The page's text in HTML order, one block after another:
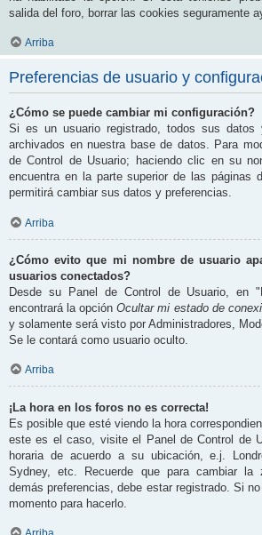
salida del foro, borrar las cookies seguramente
Arriba
Preferencias de usuario y
¿Cómo se puede cambiar mi configuración?
Si es un usuario registrado, todos sus datos
archivados en nuestra base de datos. Para
de Control de Usuario; haciendo clic en su
encuentra en la parte superior de las páginas
permitirá cambiar sus datos y preferencias.
Arriba
¿Cómo evito que mi nombre de usuario
usuarios conectados?
Desde su Panel de Control de Usuario, en
encontrará la opciónOcultar mi estado de
y solamente será visto por Administradores,
Se le contará como usuario oculto.
Arriba
¡La hora en los foros no es correcta!
Es posible que esté viendo la hora
este es el caso, visite el Panel de Control de
horaria de acuerdo a su ubicación, e.j.
Sydney, etc. Recuerde que para cambiar la
demás preferencias, debe estar registrado. Si
momento para hacerlo.